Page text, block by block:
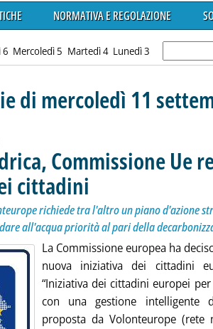
NORMATIVA E REGOLAZIONE
6 Mercoledì 5 Martedì 4 Lunedì 3
di mercoledì 11
Commissione Ue
cittadini
richiede tra l'altro un piano d'azione
all'acqua priorità al pari della
La Commissione europea ha
nuova iniziativa dei cittadini
“Iniziativa dei cittadini europei
con una gestione intelligente
proposta da Volonteurope